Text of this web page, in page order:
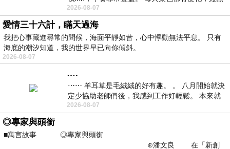
看到工作人員拿出料理包加熱，但
2026-08-07
愛情三十六計，瞞天過海
我把心事藏進尋常的問候，海面平靜如昔，心中悸動無法平息。 只有
海底的潮汐知道，我的世界早已向你傾斜。
2026-08-07
….
⋯⋯ 羊耳草是毛絨絨的好有趣。 。 八月開始就決
定少協助老師們後，我感到工作好輕鬆。 本來就
不是我的工作啊。 真
2026-08-07
◎專家與頭銜
■寓言故事 ◎專家與頭銜
⊕潘文良 在「新創